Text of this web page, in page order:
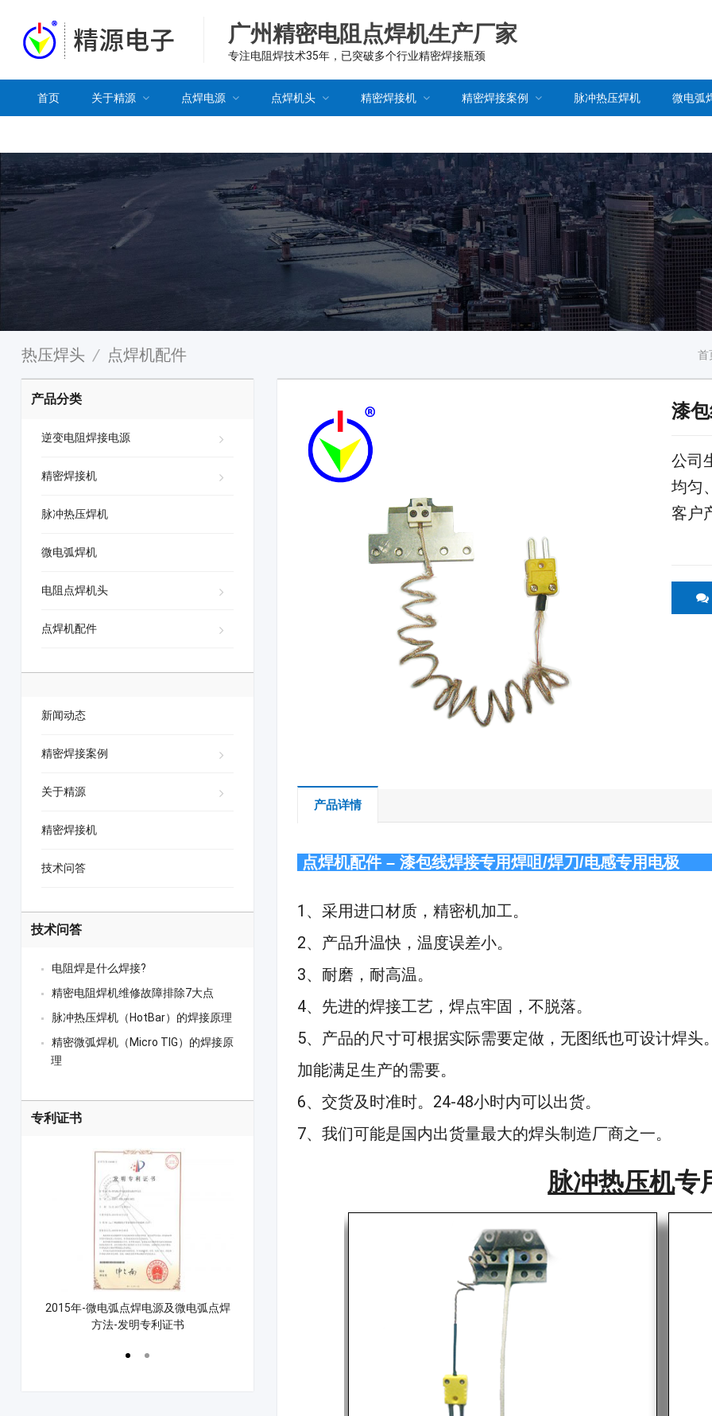
广州精密电阻点焊机生产厂家
专注电阻焊技术35年，已突破多个行业精密焊接瓶颈
首页 关于精源 点焊电源 点焊机头 精密焊接机 精密焊接案例 脉冲热压焊机 微电弧
热压焊头 / 点焊机配件 首
漆
公司
均匀
客户
产品详情
点焊机配件 – 漆包线焊接专用焊咀/焊刀/电
1、采用进口材质，精密机加工。
2、产品升温快，温度误差小。
3、耐磨，耐高温。
4、先进的焊接工艺，焊点牢固，不脱落。
5、产品的尺寸可根据实际需要定做，无图纸也可设计焊
加能满足生产的需要。
6、交货及时准时。24-48小时内可以出货。
7、我们可能是国内出货量最大的焊头制造厂商之一。
脉冲热压机专
产品分类
逆变电阻焊接电源
精密焊接机
脉冲热压焊机
微电弧焊机
电阻点焊机头
点焊机配件
新闻动态
精密焊接案例
关于精源
精密焊接机
技术问答
技术问答
电阻焊是什么焊接?
精密电阻焊机维修故障排除7大点
脉冲热压焊机（HotBar）的焊接原理
精密微弧焊机（Micro TIG）的焊接原
理
专利证书
2015年-微电弧点焊电源及微电弧点焊
方法-发明专利证书